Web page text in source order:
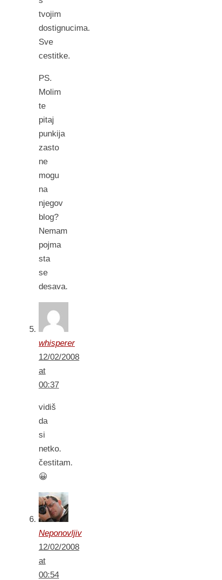
tvojim
dostignucima.
Sve
cestitke.
PS.
Molim
te
pitaj
punkija
zasto
ne
mogu
na
njegov
blog?
Nemam
pojma
sta
se
desava.
whisperer
12/02/2008
at
00:37
vidiš
da
si
netko.
čestitam.
😀
Neponovljiv
12/02/2008
at
00:54